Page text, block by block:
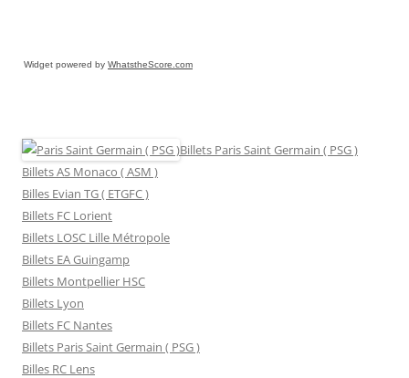
Widget powered by WhatstheScore.com
Billets Paris Saint Germain ( PSG )
Billets AS Monaco ( ASM )
Billes Evian TG ( ETGFC )
Billets FC Lorient
Billets LOSC Lille Métropole
Billets EA Guingamp
Billets Montpellier HSC
Billets Lyon
Billets FC Nantes
Billets Paris Saint Germain ( PSG )
Billes RC Lens